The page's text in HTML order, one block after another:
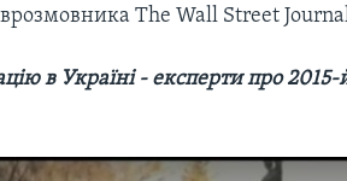
The Wall Street
в Україні - експерти про 2015-